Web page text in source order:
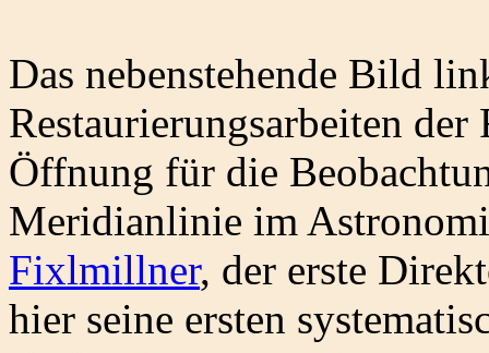
Das nebenstehende Bild
Restaurierungsarbeiten der
Öffnung für die
Meridianlinie im
Fixlmillner, der erste
hier seine ersten